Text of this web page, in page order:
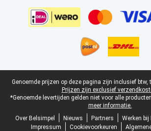
Juridische voettekst
Genoemde prijzen op deze pagina zijn inclusief btw,
Prijzen zijn exclusief
*Genoemde levertijden gelden niet voor alle
meer informatie.
Over Belsimpel
Nieuws Partners Werken bij
Impressum
Cookievoorkeuren